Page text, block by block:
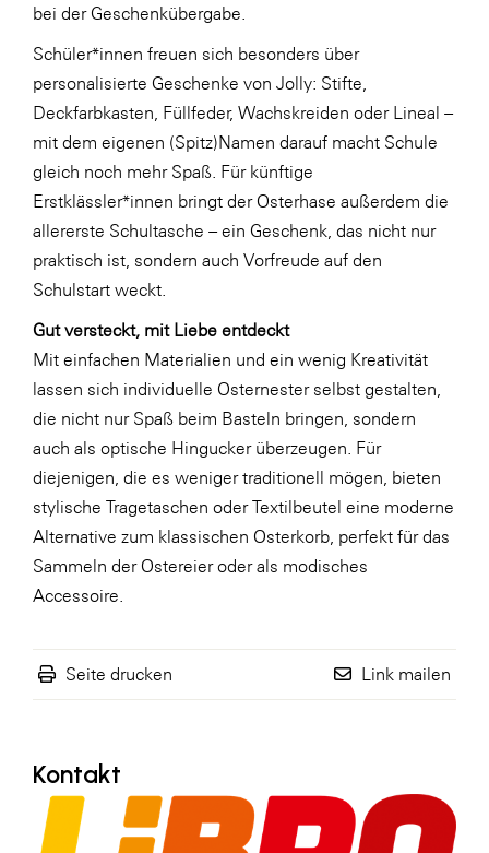
Sony DADC
SPIEGLTEC
STIHL Tirol
Trend Micro
TAG GmbH
VALETTA
Verband Druck Medien Österreich
Wirtschaftskammer Salzburg
WKS Fachgruppe Fahrzeughandel und
Fahrzeugtechnik
WKS Fachgruppe Finanzdienstleister
WK UBIT
Zühlke
Media
bei der Geschenkübergabe.
Schüler*innen freuen sich besonders über
personalisierte Geschenke von Jolly: Stifte,
Deckfarbkasten, Füllfeder, Wachskreiden oder Lineal –
mit dem eigenen (Spitz)Namen darauf macht Schule
gleich noch mehr Spaß. Für künftige
Erstklässler*innen bringt der Osterhase außerdem die
allererste Schultasche – ein Geschenk, das nicht nur
praktisch ist, sondern auch Vorfreude auf den
Schulstart weckt.
Gut versteckt, mit Liebe entdeckt
Mit einfachen Materialien und ein wenig Kreativität
lassen sich individuelle Osternester selbst gestalten,
die nicht nur Spaß beim Basteln bringen, sondern
auch als optische Hingucker überzeugen. Für
diejenigen, die es weniger traditionell mögen, bieten
stylische Tragetaschen oder Textilbeutel eine moderne
Alternative zum klassischen Osterkorb, perfekt für das
Sammeln der Ostereier oder als modisches
Accessoire.
Seite drucken Link mailen
Kontakt